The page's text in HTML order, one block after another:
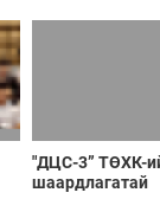
"ДЦС-3” ТӨХК-
шаардлагатай